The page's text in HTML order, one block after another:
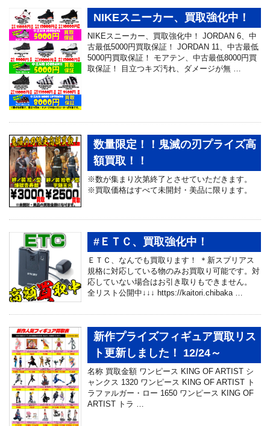
NIKEスニーカー、買取強化中！
NIKEスニーカー、買取強化中！ JORDAN 6、中
古最低5000円買取保証！ JORDAN 11、中古最低
5000円買取保証！ モアテン、中古最低8000円買
取保証！ 目立つキズ汚れ、ダメージが無 …
数量限定！！鬼滅の刃プライズ高
額買取！！
※数が集まり次第終了とさせていただきます。
※買取価格はすべて未開封・美品に限ります。
#ＥＴＣ、買取強化中！
ＥＴＣ、なんでも買取ります！ ＊新スプリアス
規格に対応している物のみお買取り可能です。対
応していない場合はお引き取りもできません。
全リスト公開中↓↓↓ https://kaitori.chibaka …
新作プライズフィギュア買取リス
ト更新しました！ 12/24～
名称 買取金額 ワンピース KING OF ARTIST シ
ャンクス 1320 ワンピース KING OF ARTIST ト
ラファルガー・ロー 1650 ワンピース KING OF
ARTIST トラ …